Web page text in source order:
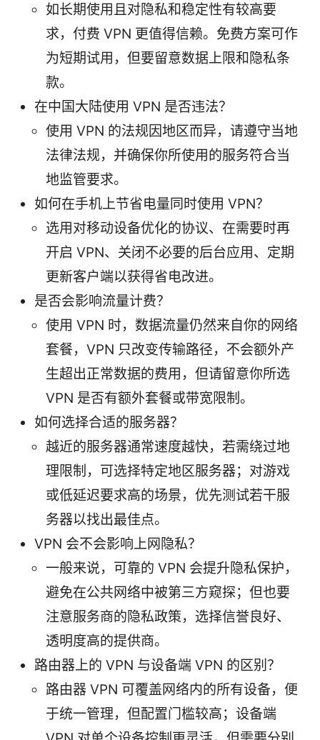
如长期使用且对隐私和稳定性有较高要
求，付费 VPN 更值得信赖。免费方案可作
为短期试用，但要留意数据上限和隐私条
款。
在中国大陆使用 VPN 是否违法？
使用 VPN 的法规因地区而异，请遵守当地
法律法规，并确保你所使用的服务符合当
地监管要求。
如何在手机上节省电量同时使用 VPN？
选用对移动设备优化的协议、在需要时再
开启 VPN、关闭不必要的后台应用、定期
更新客户端以获得省电改进。
是否会影响流量计费？
使用 VPN 时，数据流量仍然来自你的网络
套餐，VPN 只改变传输路径，不会额外产
生超出正常数据的费用，但请留意你所选
VPN 是否有额外套餐或带宽限制。
如何选择合适的服务器？
越近的服务器通常速度越快，若需绕过地
理限制，可选择特定地区服务器；对游戏
或低延迟要求高的场景，优先测试若干服
务器以找出最佳点。
VPN 会不会影响上网隐私？
一般来说，可靠的 VPN 会提升隐私保护，
避免在公共网络中被第三方窥探；但也要
注意服务商的隐私政策，选择信誉良好、
透明度高的提供商。
路由器上的 VPN 与设备端 VPN 的区别？
路由器 VPN 可覆盖网络内的所有设备，便
于统一管理，但配置门槛较高；设备端